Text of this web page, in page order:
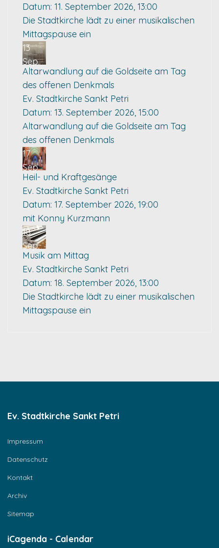
Datum: 11. September 2026, 13:00
Die Stadtkirche lädt zu einer musikalischen
Mittagspause ein
13
Sep.
Altarwandlung auf die Goldseite am Tag
des offenen Denkmals
Ev. Stadtkirche Sankt Petri
Datum: 13. September 2026, 15:00
Altarwandlung auf die Goldseite am Tag
des offenen Denkmals
17
Sep.
Heil- und Kraftgesänge
Ev. Stadtkirche Sankt Petri
Datum: 17. September 2026, 19:00
mit Konny Kurzmann
18
Sep.
Musik am Mittag
Ev. Stadtkirche Sankt Petri
Datum: 18. September 2026, 13:00
Die Stadtkirche lädt zu einer musikalischen
Mittagspause ein
Ev. Stadtkirche Sankt Petri
Impressum
Datenschutz
Kontakt
Archiv
Sitemap
iCagenda - Calendar